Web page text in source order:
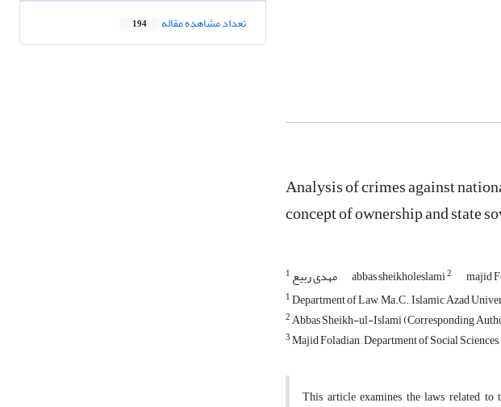
Analysis of crimes against
concept of ownership and state
مهدی ربیع 1 abbas sheikholeslami2 majid
1Department of Law, Ma.C., Islamic Azad
2Abbas Sheikh-ul-Islami (Corresponding
3Majid Foladian , Department of Social
This article examines the laws related
تعداد مشاهده مقاله 194